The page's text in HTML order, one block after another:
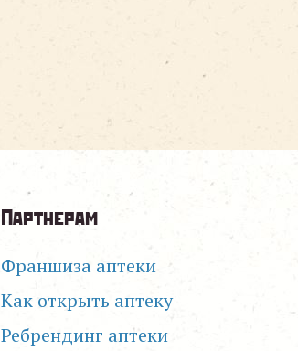
Партнерам
Франшиза аптеки
Как открыть аптеку
Ребрендинг аптеки